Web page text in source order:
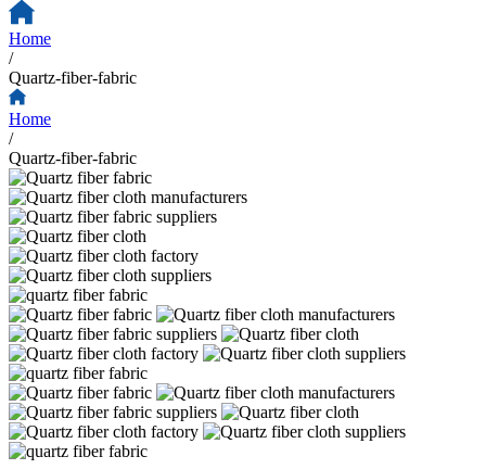
Home
/
Quartz-fiber-fabric
Home
/
Quartz-fiber-fabric